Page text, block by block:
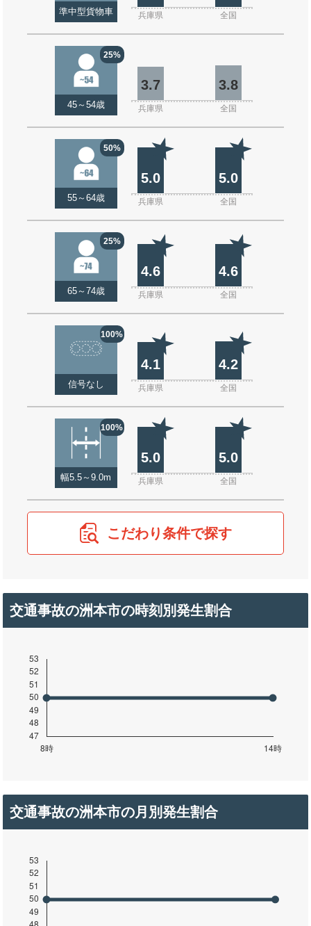
準中型貨物車 兵庫県 全国
25%
45～54歳
3.7 3.8
兵庫県 全国
50%
55～64歳
5.0 5.0
兵庫県 全国
25%
65～74歳
4.6 4.6
兵庫県 全国
100%
信号なし
4.1 4.2
兵庫県 全国
100%
幅5.5～9.0m
5.0 5.0
兵庫県 全国
こだわり条件で探す
交通事故の洲本市の時刻別発生割合
交通事故の洲本市の月別発生割合